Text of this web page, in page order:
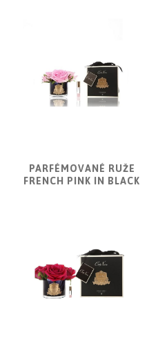
PARFÉMOVANÉ RUŽE
FRENCH PINK IN BLACK